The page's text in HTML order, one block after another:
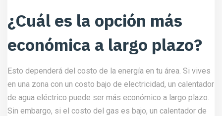
¿Cuál es la opción más
económica a largo plazo?
Esto dependerá del costo de la energía en tu área. Si vives
en una zona con un costo bajo de electricidad, un calentador
de agua eléctrico puede ser más económico a largo plazo.
Sin embargo, si el costo del gas es bajo, un calentador de